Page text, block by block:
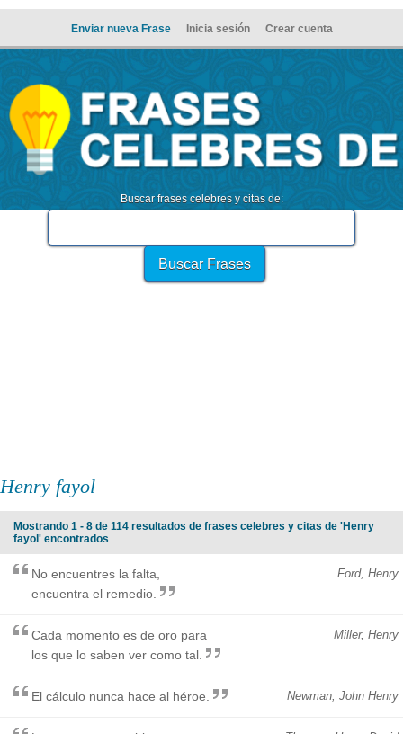
Enviar nueva Frase Inicia sesión Crear cuenta
Buscar frases celebres y citas de:
Henry fayol
Mostrando 1 - 8 de 114 resultados de frases celebres y citas de 'Henry
fayol' encontrados
Ford, Henry
No encuentres la falta,
encuentra el remedio.
Miller, Henry
Cada momento es de oro para
los que lo saben ver como tal.
Newman, John Henry
El cálculo nunca hace al héroe.